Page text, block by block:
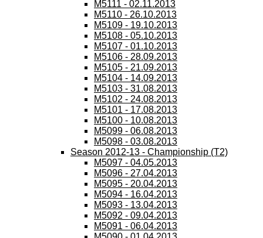
M5111 - 02.11.2013
M5110 - 26.10.2013
M5109 - 19.10.2013
M5108 - 05.10.2013
M5107 - 01.10.2013
M5106 - 28.09.2013
M5105 - 21.09.2013
M5104 - 14.09.2013
M5103 - 31.08.2013
M5102 - 24.08.2013
M5101 - 17.08.2013
M5100 - 10.08.2013
M5099 - 06.08.2013
M5098 - 03.08.2013
Season 2012-13 - Championship (T2)
M5097 - 04.05.2013
M5096 - 27.04.2013
M5095 - 20.04.2013
M5094 - 16.04.2013
M5093 - 13.04.2013
M5092 - 09.04.2013
M5091 - 06.04.2013